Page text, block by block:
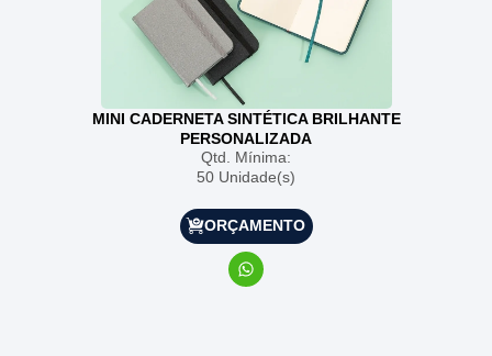
MINI CADERNETA SINTÉTICA BRILHANTE
PERSONALIZADA
Qtd. Mínima:
50 Unidade(s)
ORÇAMENTO